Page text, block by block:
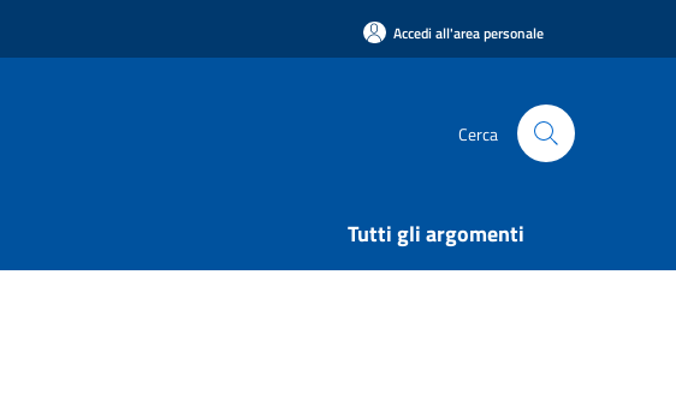
Accedi all'area personale
Cerca
Tutti gli argomenti